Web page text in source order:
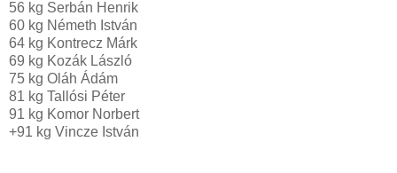
56 kg Serbán Henrik
60 kg Németh István
64 kg Kontrecz Márk
69 kg Kozák László
75 kg Oláh Ádám
81 kg Tallósi Péter
91 kg Komor Norbert
+91 kg Vincze István